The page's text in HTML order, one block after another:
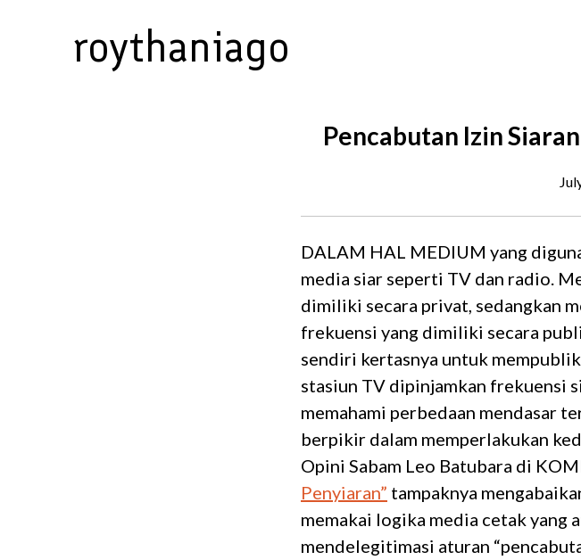
roythaniago
Pencabutan Izin
DALAM HAL MEDIUM yang
media siar seperti TV dan radio.
dimiliki secara privat, sedangkan
frekuensi yang dimiliki secara
sendiri kertasnya untuk
stasiun TV dipinjamkan frekuensi
memahami perbedaan mendasar
berpikir dalam memperlakukan
Opini Sabam Leo Batubara di
Penyiaran” tampaknya
memakai logika media cetak yang
mendelegitimasi aturan